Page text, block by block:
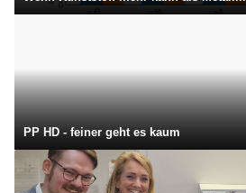
PP HD - feiner geht es kaum